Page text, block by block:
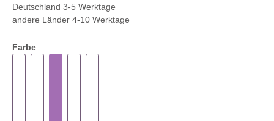
Deutschland 3-5 Werktage
andere Länder 4-10 Werktage
Farbe